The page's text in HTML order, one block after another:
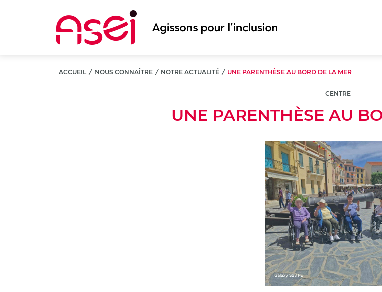
ACCUEIL / NOUS CONNAÎTRE / NOTRE ACTUALITÉ / UNE PARENTHÈSE AU BORD DE LA MER
CENTRE
UNE PARENTHÈSE AU